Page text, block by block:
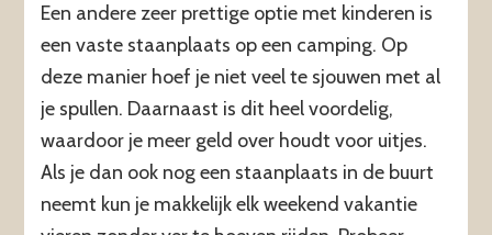
Een andere zeer prettige optie met kinderen is
een vaste staanplaats op een camping. Op
deze manier hoef je niet veel te sjouwen met al
je spullen. Daarnaast is dit heel voordelig,
waardoor je meer geld over houdt voor uitjes.
Als je dan ook nog een staanplaats in de buurt
neemt kun je makkelijk elk weekend vakantie